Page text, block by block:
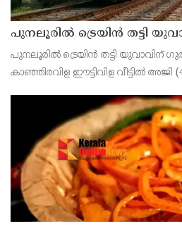
പുനലൂരിൽ ട്രെയിൻ തട്ടി
പുനലൂരിൽ ട്രെയിൻ തട്ടി യുവാവിന്
കാഞ്ഞിരവിള ഈട്ടിവിള വീട്ടിൽ അജി
തിരുവനന്തപുരം മെഡിക്കൽ